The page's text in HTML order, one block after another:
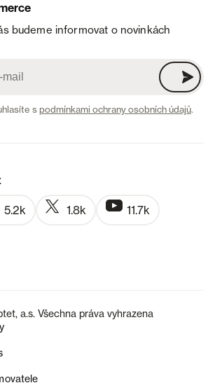
budeme informovat o novinkách
spodmínkami ochrany osobních údajů.
5.2k 1.8k 11.7k
a.s. Všechna práva vyhrazena